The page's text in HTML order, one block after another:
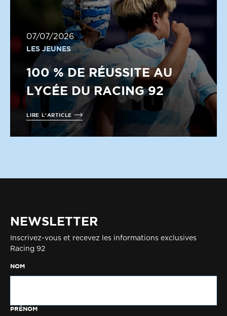
07/07/2026
LES JEUNES
100 % DE RÉUSSITE AU
LYCÉE DU RACING 92
LIRE L'ARTICLE
NEWSLETTER
Inscrivez-vous et recevez les informations exclusives
Racing 92
NOM
PRÉNOM